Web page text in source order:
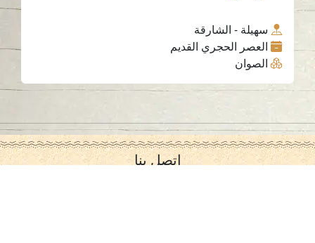
سهيلة - الشارقة
العصر الحجري القديم
الصوان
اتصل بنا